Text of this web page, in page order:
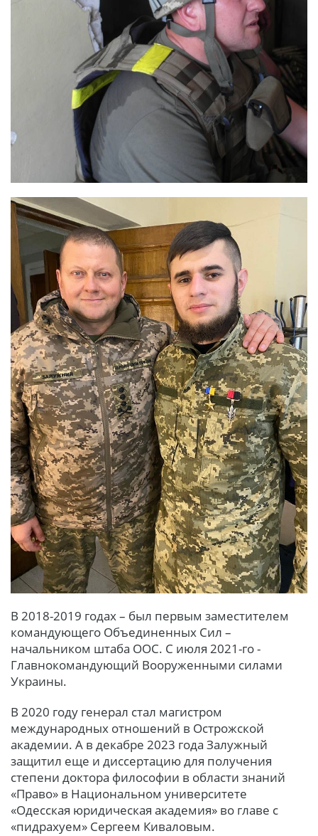
В 2018-2019 годах – был первым заместителем
командующего Объединенных Сил –
начальником штаба ООС. С июля 2021-го -
Главнокомандующий Вооруженными силами
Украины.
В 2020 году генерал стал магистром
международных отношений в Острожской
академии. А в декабре 2023 года Залужный
защитил еще и диссертацию для получения
степени доктора философии в области знаний
«Право» в Национальном университете
«Одесская юридическая академия» во главе с
«пидрахуем» Сергеем Киваловым.